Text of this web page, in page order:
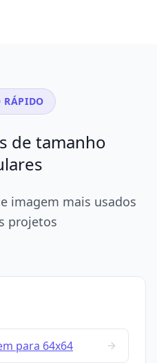
RÁPIDO
de tamanho
imagem mais usados
projetos
para 64x64